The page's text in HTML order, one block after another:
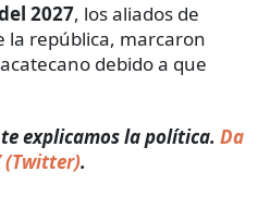
2027, los aliados de
la república, marcaron
debido a que
explicamos la política. Da
(Twitter).